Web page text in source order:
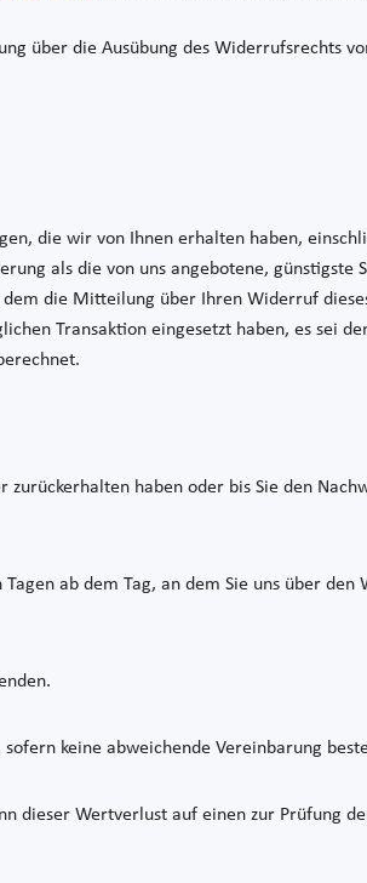
über die Ausübung des Widerrufsrechts
die wir von Ihnen erhalten haben,
als die von uns angebotene,
die Mitteilung über Ihren Widerruf
Transaktion eingesetzt haben, es sei
haben oder bis Sie den
ab dem Tag, an dem Sie uns über
keine abweichende Vereinbarung
dieser Wertverlust auf einen zur Prüfung